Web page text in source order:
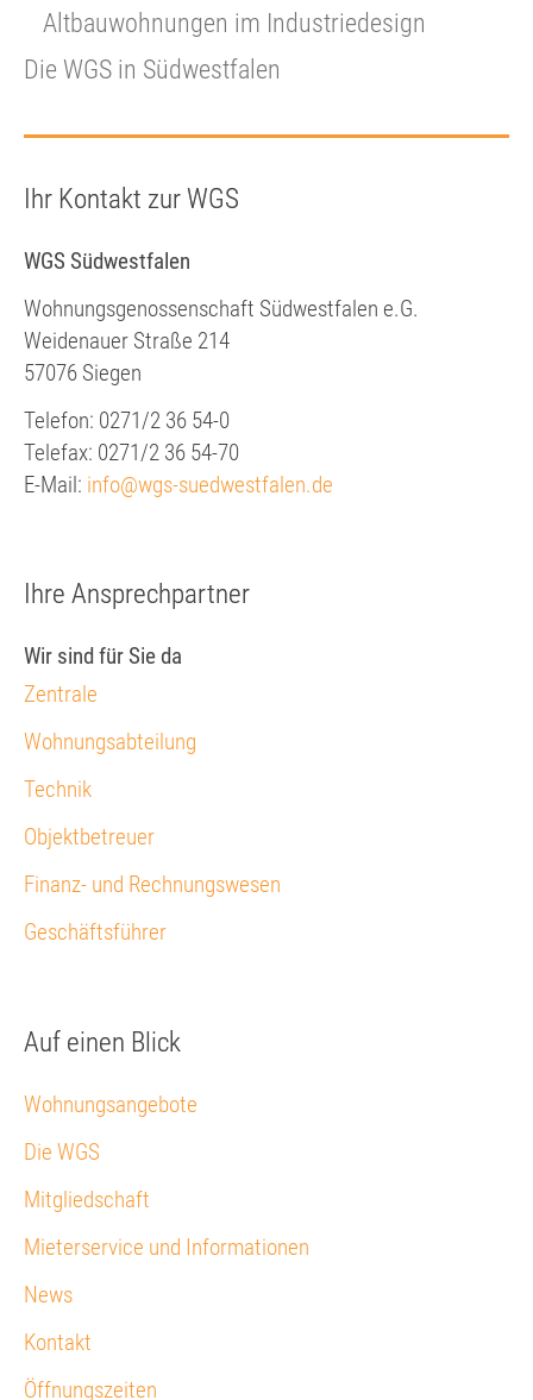
Altbauwohnungen im Industriedesign
Die WGS in Südwestfalen
Ihr Kontakt zur WGS
WGS Südwestfalen
Wohnungsgenossenschaft Südwestfalen e.G.
Weidenauer Straße 214
57076 Siegen
Telefon: 0271/2 36 54-0
Telefax: 0271/2 36 54-70
E-Mail: info@wgs-suedwestfalen.de
Ihre Ansprechpartner
Wir sind für Sie da
Zentrale
Wohnungsabteilung
Technik
Objektbetreuer
Finanz- und Rechnungswesen
Geschäftsführer
Auf einen Blick
Wohnungsangebote
Die WGS
Mitgliedschaft
Mieterservice und Informationen
News
Kontakt
Öffnungszeiten